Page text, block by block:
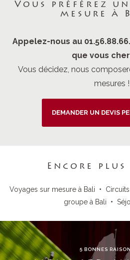
Vous préférez
mesure à
Appelez-nous au
que vous
Vous décidez, nous
mesures !
DEMANDER UN DEVIS
Encore plus
Voyages sur mesure à Bali •
groupe à Bali •
5 BONNES